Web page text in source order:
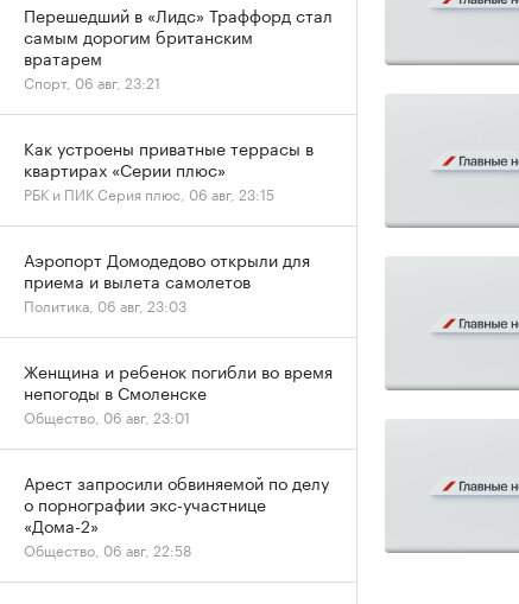
Перешедший в «Лидс» Траффорд стал
самым дорогим британским
вратарем
Спорт, 06 авг, 23:21
Как устроены приватные террасы в
квартирах «Серии плюс»
РБК и ПИК Серия плюс, 06 авг, 23:15
Аэропорт Домодедово открыли для
приема и вылета самолетов
Политика, 06 авг, 23:03
Женщина и ребенок погибли во время
непогоды в Смоленске
Общество, 06 авг, 23:01
Арест запросили обвиняемой по делу
о порнографии экс-участнице
«Дома-2»
Общество, 06 авг, 22:58